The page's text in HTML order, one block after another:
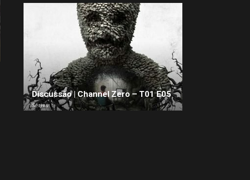
Discussão | Channel Zero – T01 E05
Séries